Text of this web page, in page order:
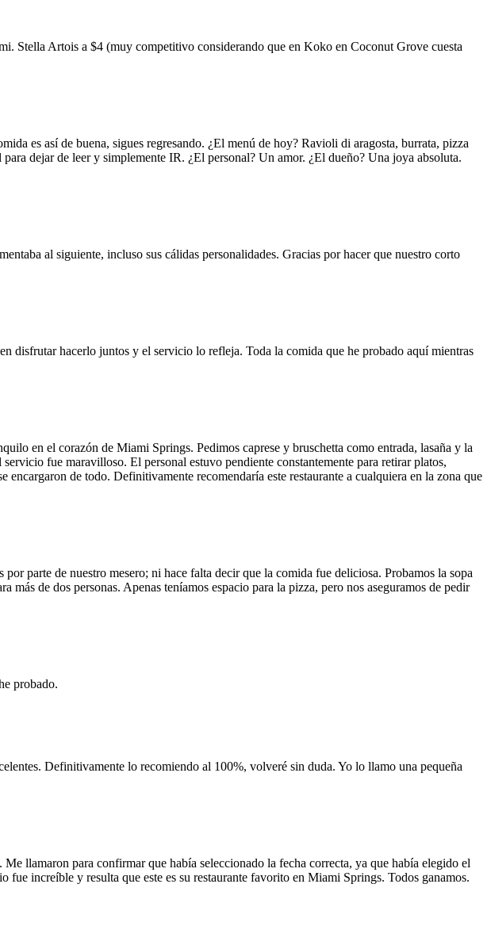
Stella Artois a $4 (muy competitivo considerando que en Koko en Coconut Grove cuesta
es así de buena, sigues regresando. ¿El menú de hoy? Ravioli di aragosta, burrata, pizza
dejar de leer y simplemente IR. ¿El personal? Un amor. ¿El dueño? Una joya absoluta.
al siguiente, incluso sus cálidas personalidades. Gracias por hacer que nuestro corto
disfrutar hacerlo juntos y el servicio lo refleja. Toda la comida que he probado aquí mientras
en el corazón de Miami Springs. Pedimos caprese y bruschetta como entrada, lasaña y la
fue maravilloso. El personal estuvo pendiente constantemente para retirar platos,
de todo. Definitivamente recomendaría este restaurante a cualquiera en la zona que
parte de nuestro mesero; ni hace falta decir que la comida fue deliciosa. Probamos la sopa
de dos personas. Apenas teníamos espacio para la pizza, pero nos aseguramos de pedir
probado.
Definitivamente lo recomiendo al 100%, volveré sin duda. Yo lo llamo una pequeña
llamaron para confirmar que había seleccionado la fecha correcta, ya que había elegido el
increíble y resulta que este es su restaurante favorito en Miami Springs. Todos ganamos.